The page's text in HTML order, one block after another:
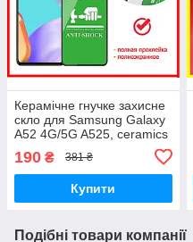
Керамічне гнучке захисне
скло для Samsung Galaxy
A52 4G/5G A525, ceramics
а52
190 ₴ 381 ₴
Купити
Подібні товари компанії